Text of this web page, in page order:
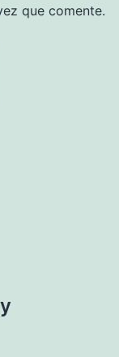
que comente.